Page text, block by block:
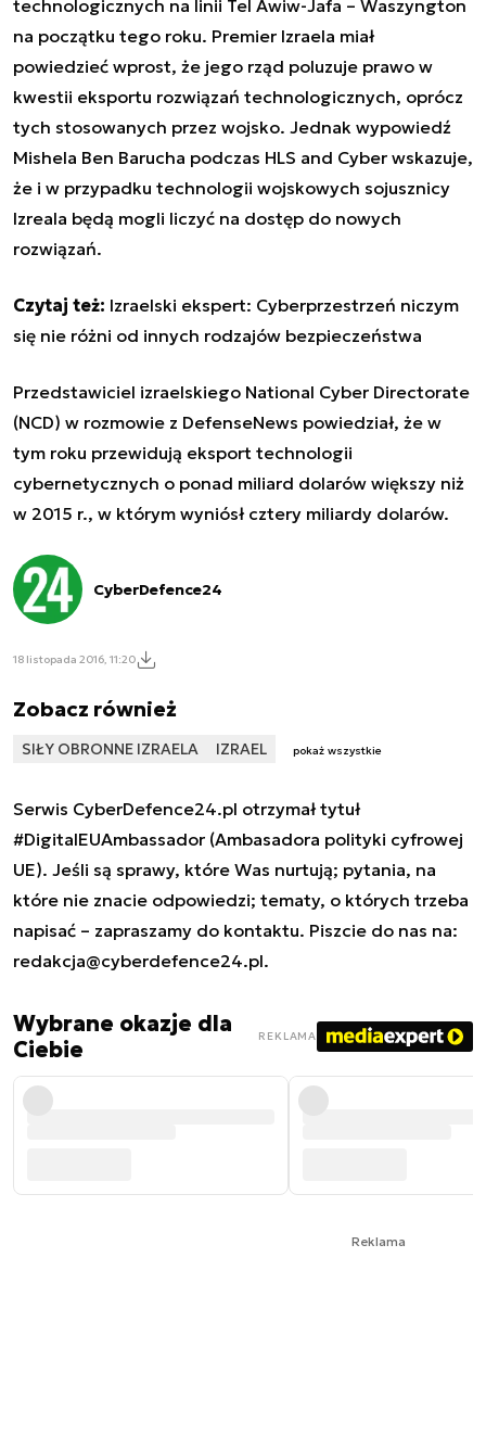
technologicznych na linii Tel Awiw-Jafa – Waszyngton
na początku tego roku. Premier Izraela miał
powiedzieć wprost, że jego rząd poluzuje prawo w
kwestii eksportu rozwiązań technologicznych, oprócz
tych stosowanych przez wojsko. Jednak wypowiedź
Mishela Ben Barucha podczas HLS and Cyber wskazuje,
że i w przypadku technologii wojskowych sojusznicy
Izreala będą mogli liczyć na dostęp do nowych
rozwiązań.
Czytaj też: Izraelski ekspert: Cyberprzestrzeń niczym
się nie różni od innych rodzajów bezpieczeństwa
Przedstawiciel izraelskiego National Cyber Directorate
(NCD) w rozmowie z DefenseNews powiedział, że w
tym roku przewidują eksport technologii
cybernetycznych o ponad miliard dolarów większy niż
w 2015 r., w którym wyniósł cztery miliardy dolarów.
CyberDefence24
18 listopada 2016, 11:20
Zobacz również
SIŁY OBRONNE IZRAELA IZRAEL pokaż wszystkie
Serwis CyberDefence24.pl otrzymał tytuł
#DigitalEUAmbassador (Ambasadora polityki cyfrowej
UE). Jeśli są sprawy, które Was nurtują; pytania, na
które nie znacie odpowiedzi; tematy, o których trzeba
napisać – zapraszamy do kontaktu. Piszcie do nas na:
redakcja@cyberdefence24.pl.
Wybrane okazje dla
Ciebie
REKLAMA
Reklama